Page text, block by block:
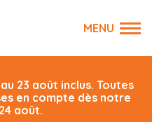
23 août inclus. Toutes
en compte dès notre
août.